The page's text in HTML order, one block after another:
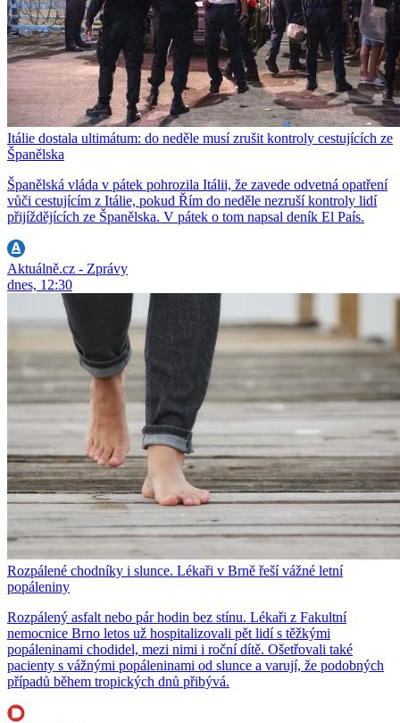
Itálie dostala ultimátum: do neděle musí zrušit kontroly cestujících ze
Španělska
Španělská vláda v pátek pohrozila Itálii, že zavede odvetná opatření
vůči cestujícím z Itálie, pokud Řím do neděle nezruší kontroly lidí
přijíždějících ze Španělska. V pátek o tom napsal deník El País.
Aktuálně.cz - Zprávy
dnes, 12:30
Rozpálené chodníky i slunce. Lékaři v Brně řeší vážné letní
popáleniny
Rozpálený asfalt nebo pár hodin bez stínu. Lékaři z Fakultní
nemocnice Brno letos už hospitalizovali pět lidí s těžkými
popáleninami chodidel, mezi nimi i roční dítě. Ošetřovali také
pacienty s vážnými popáleninami od slunce a varují, že podobných
případů během tropických dnů přibývá.